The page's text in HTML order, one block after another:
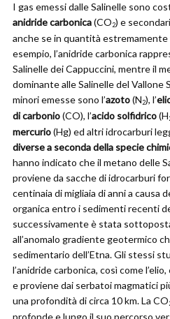
I gas emessi dalle Salinelle sono
anidride carbonica(CO2) e
anche se in quantità estremamente
esempio, l’anidride carbonica
Salinelle dei Cappuccini, mentre il
dominante alle Salinelle del Vallone
minori emesse sono l’azoto(N2), l’
di carbonio(CO), l’acido solfidrico(H
mercurio(Hg) ed altri idrocarburi
diverse a seconda della specie
hanno indicato che il metano delle
proviene da sacche di idrocarburi
centinaia di migliaia di anni a causa
organica entro i sedimenti recenti
successivamente è stata
all’anomalo gradiente geotermico
sedimentario dell’Etna. Gli stessi
l’anidride carbonica, così come
e proviene dai serbatoi magmatici
una profondità di circa 10 km. La CO
profonde e lungo il suo percorso